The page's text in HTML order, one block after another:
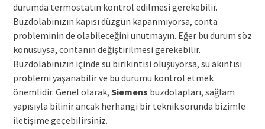
durumda termostatın kontrol edilmesi gerekebilir.
Buzdolabınızın kapısı düzgün kapanmıyorsa, conta
probleminin de olabileceğini unutmayın. Eğer bu durum söz
konusuysa, contanın değiştirilmesi gerekebilir.
Buzdolabınızın içinde su birikintisi oluşuyorsa, su akıntısı
problemi yaşanabilir ve bu durumu kontrol etmek
önemlidir. Genel olarak, Siemens buzdolapları, sağlam
yapısıyla bilinir ancak herhangi bir teknik sorunda bizimle
iletişime geçebilirsiniz.